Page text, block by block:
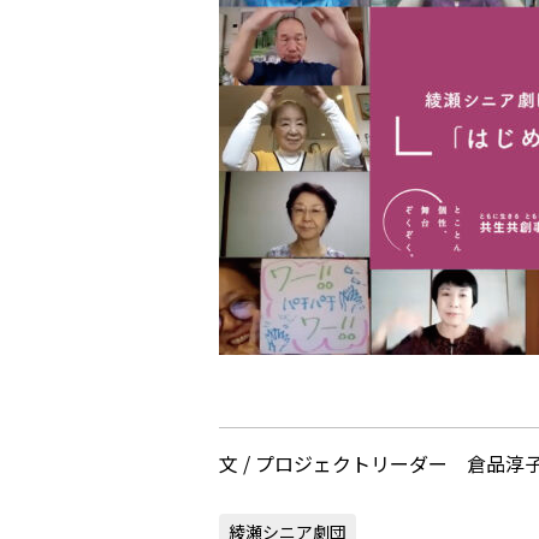
文 / プロジェクトリーダー 倉品淳
綾瀬シニア劇団